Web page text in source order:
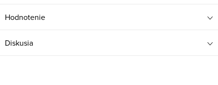
Hodnotenie
Diskusia